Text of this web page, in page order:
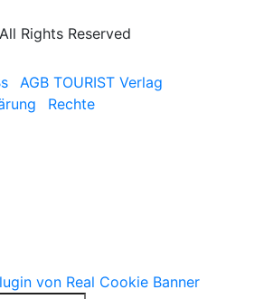
Rights Reserved
AGB TOURIST Verlag
Rechte
von Real Cookie Banner